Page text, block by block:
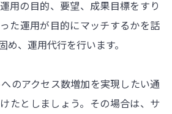
用の目的、要望、成果目標をすり
た運用が目的にマッチするかを話
め、運用代行を行います。
のアクセス数増加を実現したい通
たとしましょう。その場合は、サ